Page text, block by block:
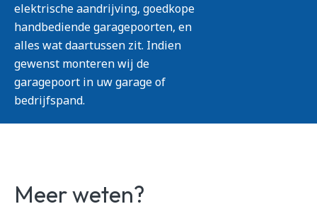
elektrische aandrijving, goedkope
handbediende garagepoorten, en
alles wat daartussen zit. Indien
gewenst monteren wij de
garagepoort in uw garage of
bedrijfspand.
Meer weten?